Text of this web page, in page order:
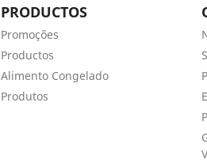
PRODUCTOS
Promoções
Productos
Alimento Congelado
Produtos